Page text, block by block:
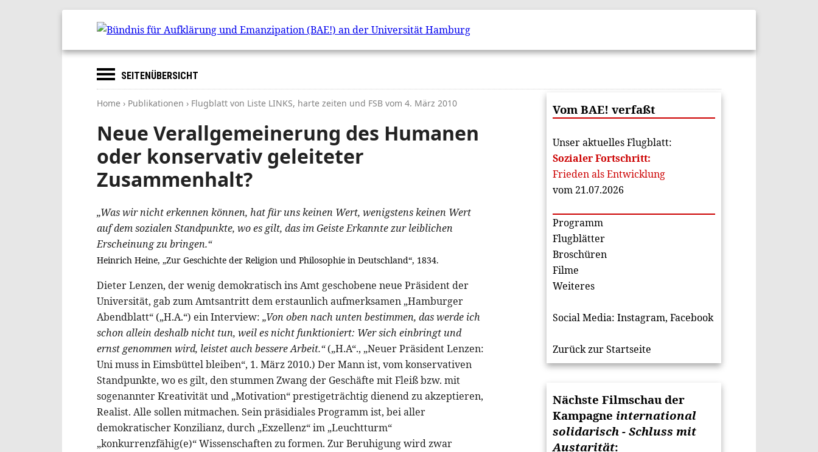
SEITENÜBERSICHT
Home › Publikationen › Flugblatt von Liste LINKS, harte zeiten und FSB vom 4. März 2010
Neue Verallgemeinerung des Humanen
oder konservativ geleiteter
Zusammenhalt?
„Was wir nicht erkennen können, hat für uns keinen Wert, wenigstens keinen Wert
auf dem sozialen Standpunkte, wo es gilt, das im Geiste Erkannte zur leiblichen
Erscheinung zu bringen.“
Heinrich Heine, „Zur Geschichte der Religion und Philosophie in Deutschland“, 1834.
Dieter Lenzen, der wenig demokratisch ins Amt geschobene neue Präsident der
Universität, gab zum Amtsantritt dem erstaunlich aufmerksamen „Hamburger
Abendblatt“ („H.A.“) ein Interview: „Von oben nach unten bestimmen, das werde ich
schon allein deshalb nicht tun, weil es nicht funktioniert: Wer sich einbringt und
ernst genommen wird, leistet auch bessere Arbeit.“(„H.A“., „Neuer Präsident Lenzen:
Uni muss in Eimsbüttel bleiben“, 1. März 2010.) Der Mann ist, vom konservativen
Standpunkte, wo es gilt, den stummen Zwang der Geschäfte mit Fleiß bzw. mit
sogenannter Kreativität und „Motivation“ prestigeträchtig dienend zu akzeptieren,
Realist. Alle sollen mitmachen. Sein präsidiales Programm ist, bei aller
demokratischer Konzilianz, durch „Exzellenz“ im „Leuchtturm“
„konkurrenzfähig(e)“ Wissenschaften zu formen. Zur Beruhigung wird zwar
Vom BAE! verfaßt
Unser aktuelles Flugblatt:
Sozialer Fortschritt:
Frieden als Entwicklung
vom 21.07.2026
Programm
Flugblätter
Broschüren
Filme
Weiteres
Social Media: Instagram, Facebook
Zurück zur Startseite
Nächste Filmschau der
Kampagne international
solidarisch - Schluss mit
Austarität: